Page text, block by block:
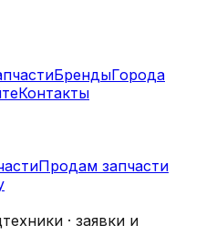
БрендыГорода
Контакты
Продам запчасти
· заявки и